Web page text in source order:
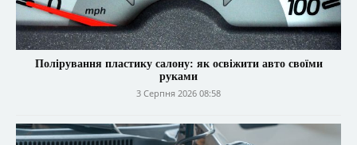
Полірування пластику салону: як освіжити авто своїми
руками
3 Серпня 2026 08:58